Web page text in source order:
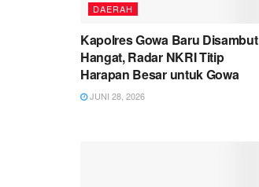
DAERAH
Kapolres Gowa Baru Disambut
Hangat, Radar NKRI Titip
Harapan Besar untuk Gowa
JUNI 28, 2026